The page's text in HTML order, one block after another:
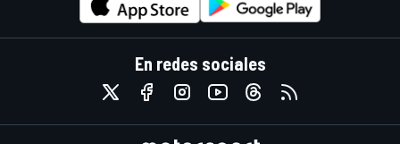
En redes sociales